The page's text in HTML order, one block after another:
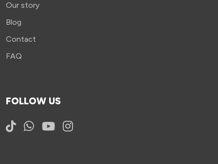
Our story
Blog
Contact
FAQ
FOLLOW US